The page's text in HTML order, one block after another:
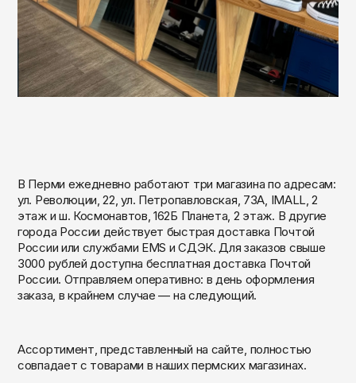
В Перми ежедневно работают три магазина по адресам:
ул. Революции, 22, ул. Петропавловская, 73А, IMALL, 2
этаж и ш. Космонавтов, 162Б Планета, 2 этаж. В другие
города России действует быстрая доставка Почтой
России или службами EMS и СДЭК. Для заказов свыше
3000 рублей доступна бесплатная доставка Почтой
России. Отправляем оперативно: в день оформления
заказа, в крайнем случае — на следующий.
Ассортимент, представленный на сайте, полностью
совпадает с товарами в наших пермских магазинах.
Южно-Сахалинск
Якутск
Ярославль